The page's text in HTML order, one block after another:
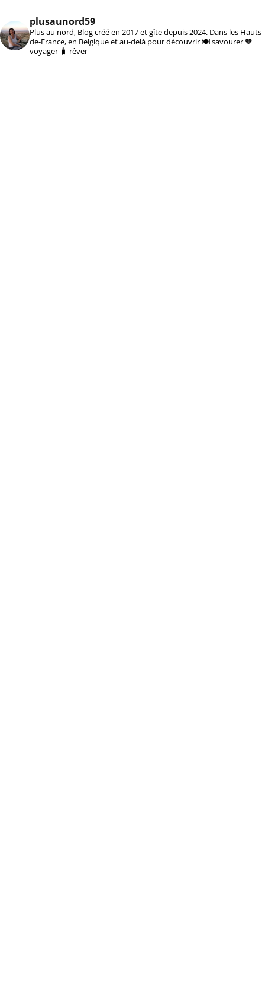
plusaunord59
Plus au nord, Blog créé en 2017 et gîte depuis 2024. Dans les Hauts-
de-France, en Belgique et au-delà pour découvrir 🍽️ savourer 🧡
voyager 🧳 rêver